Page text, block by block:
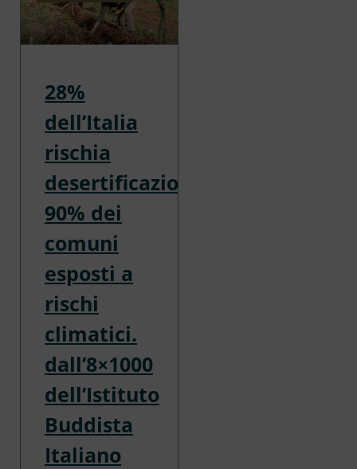
28%
dell’Italia
rischia
desertificazione,
90% dei
comuni
esposti a
rischi
climatici.
dall’8×1000
dell’Istituto
Buddista
Italiano